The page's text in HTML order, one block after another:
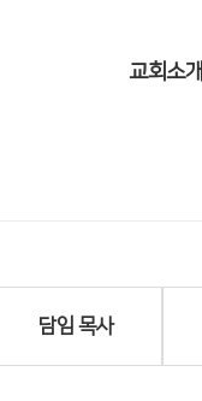
교회소개
담임 목사